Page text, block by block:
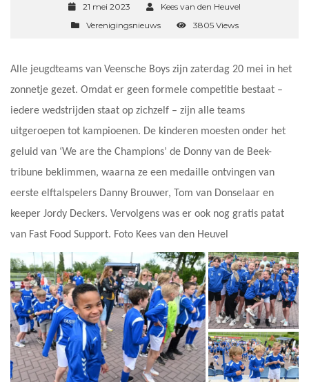
21 mei 2023
Kees van den Heuvel
Verenigingsnieuws
3805 Views
Alle jeugdteams van Veensche Boys zijn zaterdag 20 mei in het
zonnetje gezet. Omdat er geen formele competitie bestaat –
iedere wedstrijden staat op zichzelf – zijn alle teams
uitgeroepen tot kampioenen. De kinderen moesten onder het
geluid van ‘We are the Champions’ de Donny van de Beek-
tribune beklimmen, waarna ze een medaille ontvingen van
eerste elftalspelers Danny Brouwer, Tom van Donselaar en
keeper Jordy Deckers. Vervolgens was er ook nog gratis patat
van Fast Food Support. Foto Kees van den Heuvel